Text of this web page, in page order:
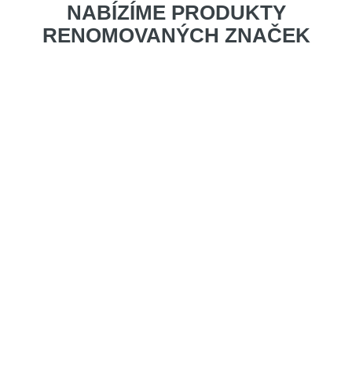
NABÍZÍME PRODUKTY
RENOMOVANÝCH ZNAČEK